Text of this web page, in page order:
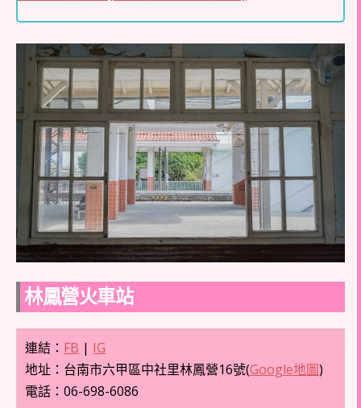
林鳳營火車站
連結： FB | IG
地址：台南市六甲區中社里林鳳營16號(Google地圖)
電話：06-698-6086